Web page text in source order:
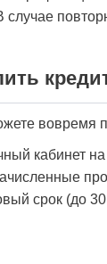
случае
вовремя
кабинет на
срок (до